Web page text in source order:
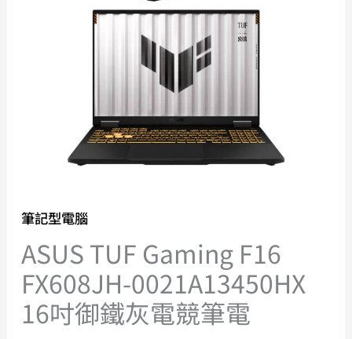
筆記型電腦
ASUS TUF Gaming F16
FX608JH-0021A13450HX
16吋御鐵灰電競筆電